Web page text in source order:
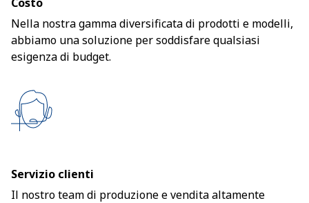
Nella nostra gamma diversificata di prodotti e modelli,
abbiamo una soluzione per soddisfare qualsiasi
esigenza di budget.
Servizio clienti
Il nostro team di produzione e vendita altamente